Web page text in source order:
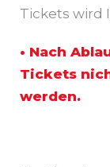
Tickets wird
• Nach
Tickets
werden.